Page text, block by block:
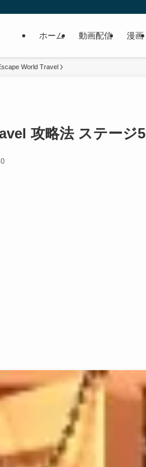
ホーム 動画配信 漫画
World Travel
攻略法 ステージ